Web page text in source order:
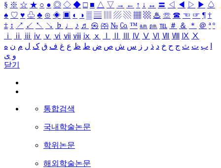
§ ※ ☆ ★ ○ ● ◎ ◇ ◆ □ ■ △ ▽ → ← ↑ ↓ ↔ 〓 ◁ ◀ ▷ ▶ ♤
♠ ♡ ♥ ♧ ♣ ⊙ ◈ ▣ ◐ ◑ ▒ ▤ ▨ ▧ ▦ ▩ ♨ ☏ ☎ ☜ ☞ ¶ †
‡ ↕ ↗ ↙ ↖ ↘ ♭ ♩ ♪ ♬ ㉿ ㈜ № ㏇ ™ ㏂ ㏘ ℡ ＃ ＆ ＊ ＠ ª º
ⅰ
ⅱ ⅲ ⅳ ⅴ ⅵ ⅶ ⅷ ⅸ ⅹ Ⅳ Ⅴ Ⅵ Ⅶ Ⅷ Ⅸ Ⅹ
ب ت ث ج ح خ د ذ ر ز س ش ص ض ط ظ ع غ ف ق ک ل م ن ه
و ی
닫기
통합검색
국내학술논문
학위논문
해외학술논문